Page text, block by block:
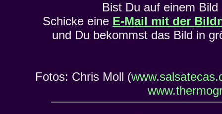
Bist Du auf einem
Schicke eine E-Mail mit der
und Du bekommst das Bild in
Fotos: Chris Moll (